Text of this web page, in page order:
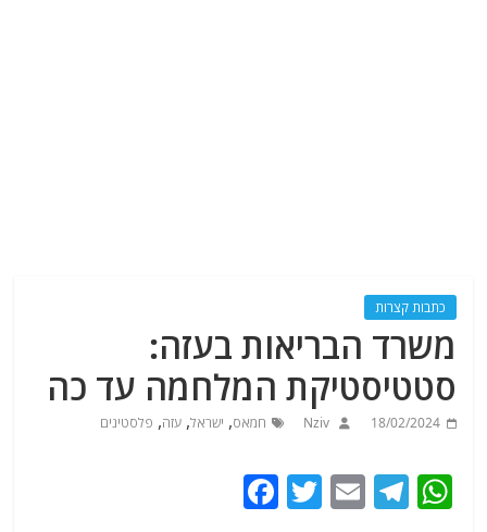
כתבות קצרות
משרד הבריאות בעזה:
סטטיסטיקת המלחמה עד כה
18/02/2024
Nziv חמאס, ישראל,עזה, פלסטינים
W
T
E
T